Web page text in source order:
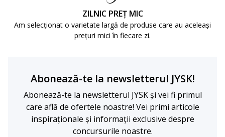
ZILNIC PREȚ MIC
Am selecționat o varietate largă de produse care au aceleași
prețuri mici în fiecare zi.
Abonează-te la newsletterul JYSK!
Abonează-te la newsletterul JYSK și vei fi primul
care află de ofertele noastre! Vei primi articole
inspiraționale și informații exclusive despre
concursurile noastre.